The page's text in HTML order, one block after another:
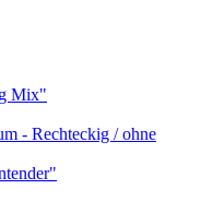
Mix"
- Rechteckig / ohne